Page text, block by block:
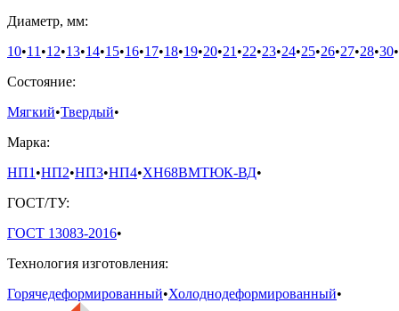
Диаметр, мм:
10•11•12•13•14•15•16•17•18•19•20•21•22•23•24•25•26•27•28•30•
Состояние:
Мягкий•Твердый•
Марка:
НП1•НП2•НП3•НП4•ХН68ВМТЮК-ВД•
ГОСТ/ТУ:
ГОСТ 13083-2016•
Технология изготовления:
Горячедеформированный•Холоднодеформированный•